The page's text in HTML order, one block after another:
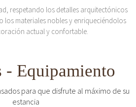
respetando los detalles arquitectónicos
los materiales nobles y enriqueciéndolos
actual y confortable.
- Equipamiento
para que disfrute al máximo de su
estancia